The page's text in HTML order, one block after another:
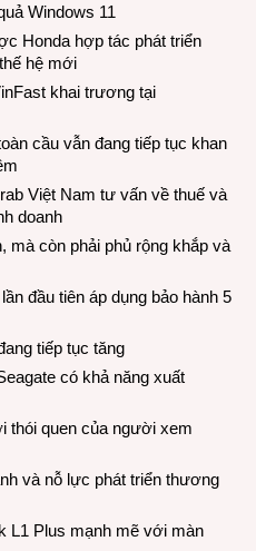
Windows 11
Honda hợp tác phát triển
hệ mới
khai trương tại
cầu vẫn đang tiếp tục khan
Việt Nam tư vấn về thuế và
doanh
mà còn phải phủ rộng khắp và
đầu tiên áp dụng bảo hành 5
tiếp tục tăng
có khả năng xuất
thói quen của người xem
và nỗ lực phát triển thương
L1 Plus mạnh mẽ với màn